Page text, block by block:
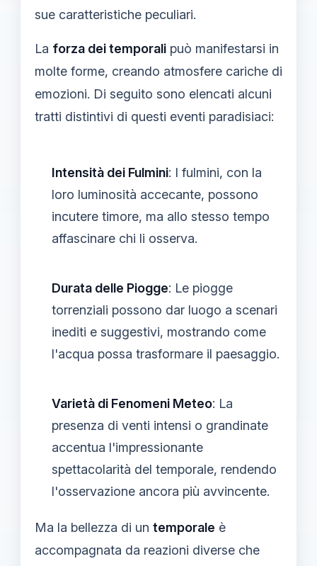
sue caratteristiche peculiari.
La forza dei temporali può manifestarsi in
molte forme, creando atmosfere cariche di
emozioni. Di seguito sono elencati alcuni
tratti distintivi di questi eventi paradisiaci:
Intensità dei Fulmini: I fulmini, con la
loro luminosità accecante, possono
incutere timore, ma allo stesso tempo
affascinare chi li osserva.
Durata delle Piogge: Le piogge
torrenziali possono dar luogo a scenari
inediti e suggestivi, mostrando come
l'acqua possa trasformare il paesaggio.
Varietà di Fenomeni Meteo: La
presenza di venti intensi o grandinate
accentua l'impressionante
spettacolarità del temporale, rendendo
l'osservazione ancora più avvincente.
Ma la bellezza di un temporale è
accompagnata da reazioni diverse che